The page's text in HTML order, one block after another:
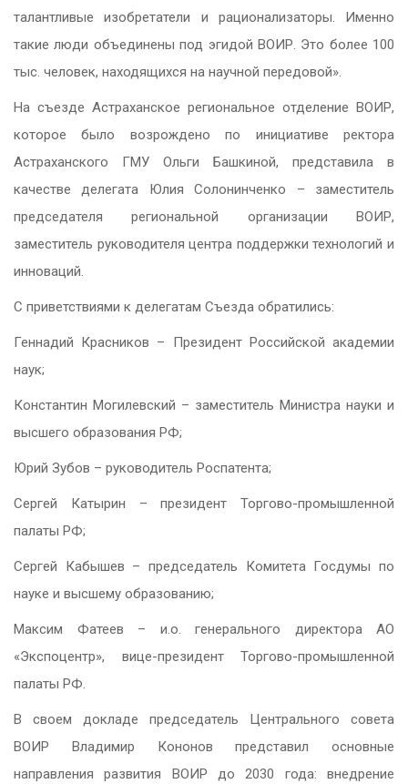
талантливые изобретатели и рационализаторы. Именно
такие люди объединены под эгидой ВОИР. Это более 100
тыс. человек, находящихся на научной передовой».
На съезде Астраханское региональное отделение ВОИР,
которое было возрождено по инициативе ректора
Астраханского ГМУ Ольги Башкиной, представила в
качестве делегата Юлия Солонинченко – заместитель
председателя региональной организации ВОИР,
заместитель руководителя центра поддержки технологий и
инноваций.
С приветствиями к делегатам Съезда обратились:
Геннадий Красников – Президент Российской академии
наук;
Константин Могилевский – заместитель Министра науки и
высшего образования РФ;
Юрий Зубов – руководитель Роспатента;
Сергей Катырин – президент Торгово-промышленной
палаты РФ;
Сергей Кабышев – председатель Комитета Госдумы по
науке и высшему образованию;
Максим Фатеев – и.о. генерального директора АО
«Экспоцентр», вице-президент Торгово-промышленной
палаты РФ.
В своем докладе председатель Центрального совета
ВОИР Владимир Кононов представил основные
направления развития ВОИР до 2030 года: внедрение